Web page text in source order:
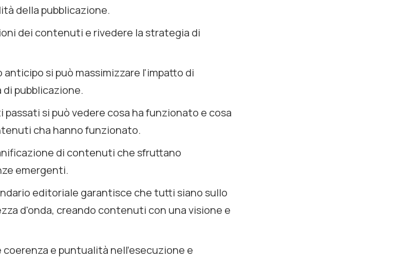
della pubblicazione.
dei contenuti e rivedere la strategia di
si può massimizzare l'impatto di
pubblicazione.
si può vedere cosa ha funzionato e cosa
cha hanno funzionato.
di contenuti che sfruttano
emergenti.
editoriale garantisce che tutti siano sullo
d'onda, creando contenuti con una visione e
e puntualità nell'esecuzione e